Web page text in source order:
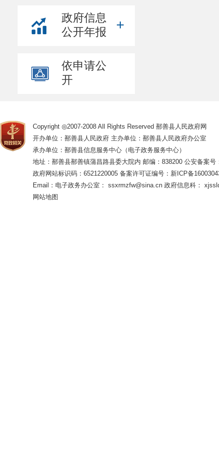
政府信息
公开年报
依申请公
开
Copyright ◎2007-2008 All Rights Reserved 鄯善县人民政府网
开办单位：鄯善县人民政府 主办单位：鄯善县人民政府办公室
承办单位：鄯善县信息服务中心（电子政务服务中心）
地址：鄯善县鄯善镇蒲昌路县委大院内 邮编：838200 公安备案号
政府网站标识码：6521220005 备案许可证编号：新ICP备
Email：电子政务办公室： ssxrmzfw@sina.cn 政府信息科：
网站地图